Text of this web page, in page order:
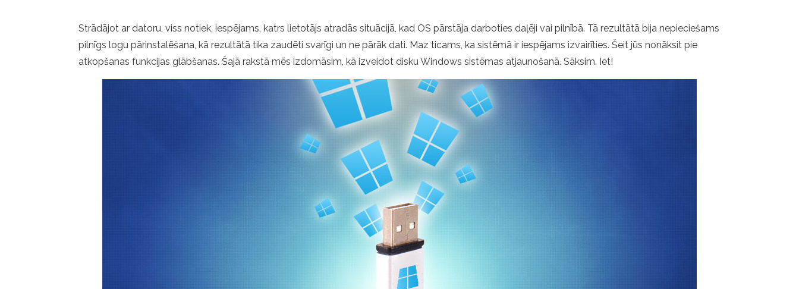
Strādājot ar datoru, viss notiek, iespējams, katrs lietotājs atradās situācijā, kad OS pārstāja darboties daļēji vai pilnībā. Tā rezultātā bija nepieciešams
pilnīgs logu pārinstalēšana, kā rezultātā tika zaudēti svarīgi un ne pārāk dati. Maz ticams, ka sistēmā ir iespējams izvairīties. Šeit jūs nonāksit pie
atkopšanas funkcijas glābšanas. Šajā rakstā mēs izdomāsim, kā izveidot disku Windows sistēmas atjaunošanā. Sāksim. Iet!